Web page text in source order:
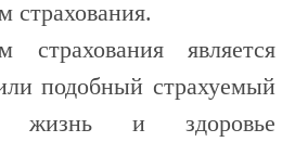
страхования.
является
подобный страхуемый
жизнь и здоровье